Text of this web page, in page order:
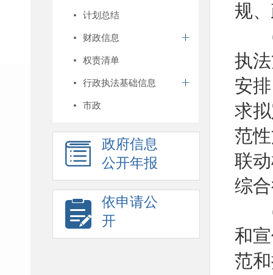
计划总结
财政信息
权责清单
行政执法基础信息
市政
政府信息
公开年报
依申请公
开
规
执
安
求
范
联
综
和
范